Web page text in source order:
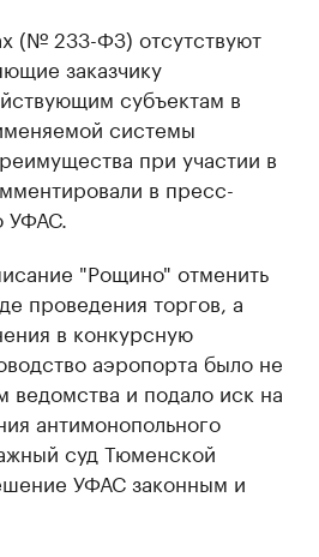
(№ 233-ФЗ) отсутствуют
заказчику
субъектам в
системы
при участии в
в пресс-
УФАС.
"Рощино" отменить
проведения торгов, а
в конкурсную
аэропорта было не
ведомства и подало иск на
антимонопольного
суд Тюменской
УФАС законным и